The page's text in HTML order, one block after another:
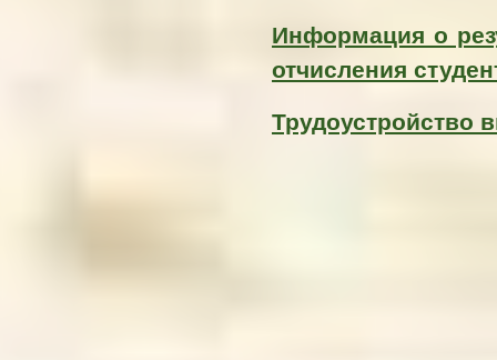
Информация о
отчисления
Трудоустройство